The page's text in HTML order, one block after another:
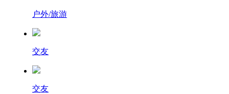
户外/旅游
交友
交友